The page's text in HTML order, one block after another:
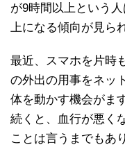
が9時間以上という
上になる傾向が見ら
最近、スマホを片時
の外出の用事をネッ
体を動かす機会がま
続くと、血行が悪く
ことは言うまでもあ